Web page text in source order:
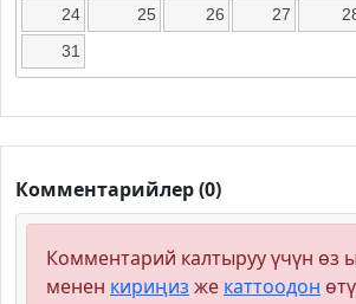
24
25 26 27
31
Комментарийлер (0)
Комментарий калтыруу үчүн өз
менен кириңиз же каттоодон